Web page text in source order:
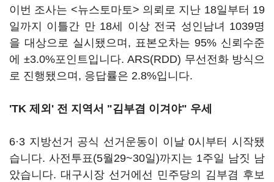
이번 조사는 <뉴스토마토> 의뢰로 지난 18일부터 19
일까지 이틀간 만 18세 이상 전국 성인남녀 1039명
을 대상으로 실시됐으며, 표본오차는 95% 신뢰수준
에 ±3.0%포인트입니다. ARS(RDD) 무선전화 방식으
로 진행됐으며, 응답률은 2.8%입니다.
'TK 제외' 전 지역서 "김부겸 이겨야" 우세
6·3 지방선거 공식 선거운동이 이날 0시부터 시작됐
습니다. 사전투표(5월29~30일)까지는 1주일 남짓 남
았습니다. 대구시장 선거에선 민주당의 김부겸 후보